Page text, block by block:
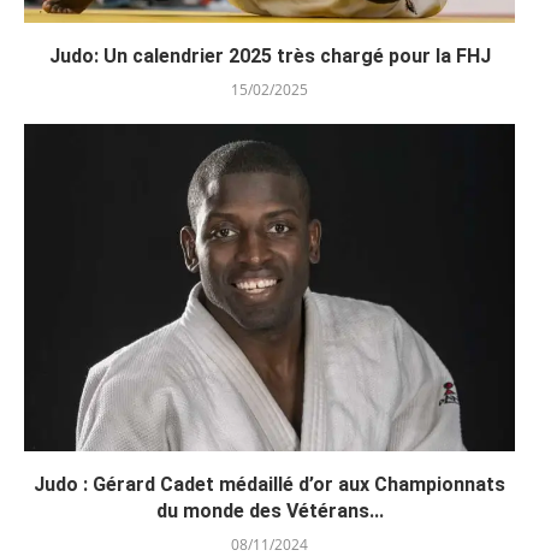
Judo: Un calendrier 2025 très chargé pour la FHJ
15/02/2025
Judo : Gérard Cadet médaillé d’or aux Championnats
du monde des Vétérans...
08/11/2024